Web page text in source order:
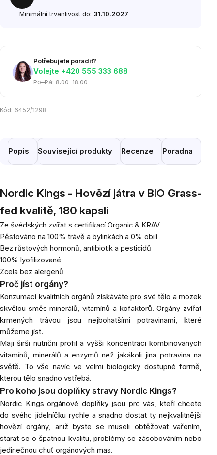
Minimální trvanlivost do: 31.10.2027
Potřebujete poradit?
Volejte ‭+420 555 333 688
Po–Pá: 8:00–18:00
Kód: 6452/1298
Popis Související produkty Recenze Poradna
Nordic Kings - Hovězí játra v BIO Grass-
fed kvalitě, 180 kapslí
Ze švédských zvířat s certifikací Organic & KRAV
Pěstováno na 100% trávě a bylinkách a 0% obilí
Bez růstových hormonů, antibiotik a pesticidů
100% lyofilizované
Zcela bez alergenů
Proč jíst orgány?
Konzumací kvalitních orgánů získáváte pro své tělo a mozek
skvělou směs minerálů, vitamínů a kofaktorů. Orgány zvířat
krmených trávou jsou nejbohatšími potravinami, které
můžeme jíst.
Mají širší nutriční profil a vyšší koncentraci kombinovaných
vitamínů, minerálů a enzymů než jakákoli jiná potravina na
světě. To vše navíc ve velmi biologicky dostupné formě,
kterou tělo snadno vstřebá.
Pro koho jsou doplňky stravy Nordic Kings?
Nordic Kings orgánové doplňky jsou pro vás, kteří chcete
do svého jídelníčku rychle a snadno dostat ty nejkvalitnější
hovězí orgány, aniž byste se museli obtěžovat vařením,
starat se o špatnou kvalitu, problémy se zásobováním nebo
jedinečnou chuť orgánových mas.